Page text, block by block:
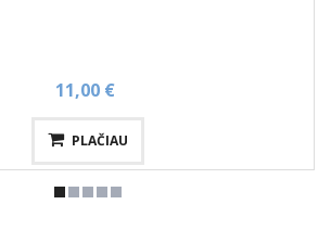
11,00 €
PLAČIAU